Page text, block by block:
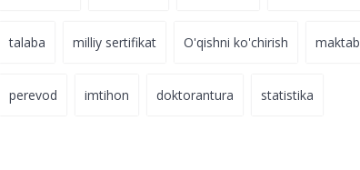
talaba milliy sertifikat O'qishni ko'chirish maktab
perevod imtihon doktorantura statistika